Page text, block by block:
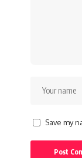
Save my